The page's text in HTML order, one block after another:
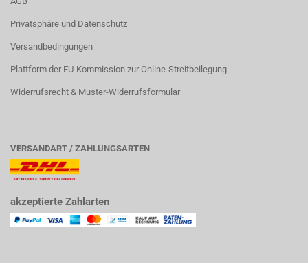
Privatsphäre und Datenschutz
Versandbedingungen
Plattform der EU-Kommission zur Online-Streitbeilegung
Widerrufsrecht & Muster-Widerrufsformular
VERSANDART / ZAHLUNGSARTEN
akzeptierte Zahlarten